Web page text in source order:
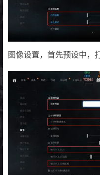
图像设置，首先预设中，